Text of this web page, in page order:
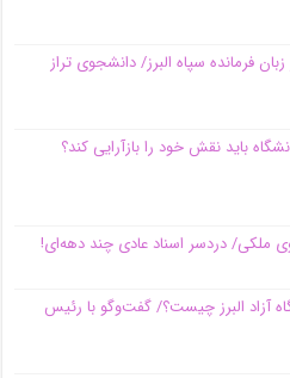
فرمانده سپاه البرز/ دانشجوی تراز
باید نقش خود را بازآرایی کند؟
ملکی/ دردسر اسناد عادی چند‌ دهه‌ای!
آزاد البرز چیست؟/ گفت‌وگو با رئیس